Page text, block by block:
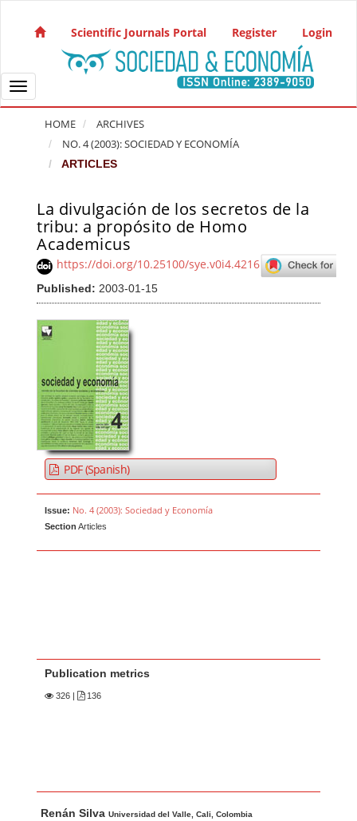
Main Navigation
Main Content
Sidebar
Scientific Journals Portal Register Login
Toggle navigation
HOME
ARCHIVES
NO. 4 (2003): SOCIEDAD Y ECONOMÍA
ARTICLES
La divulgación de los secretos de la
tribu: a propósito de Homo
Academicus
https://doi.org/10.25100/sye.v0i4.4216
Published: 2003-01-15
Article Sidebar
PDF (Spanish)
Issue: No. 4 (2003): Sociedad y Economía
Section Articles
Publication metrics
326 136
Renán SilvaUniversidad del Valle, Cali, Colombia